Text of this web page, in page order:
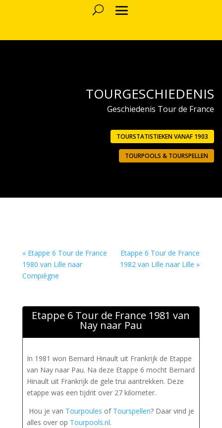
TOURGESCHIEDENIS
Geschiedenis Tour de France
TOURSTATISTIEKEN VANAF 1903
TOURPOOLS & TOURSPELLEN
« Etappe 6 Tour de France
1980 van Lille naar
Compiègne
Etappe 6 Tour de France
1982 van Lille naar Lille »
Etappe 6 Tour de France 1981 van
Nay naar Pau
In 1981 won Bernard Hinault uit Frankrijk de Etappe
van Nay naar Pau. Na deze Etappe 6 mocht Bernard
Hinault uit Frankrijk de gele trui aantrekken. Deze
etappe was een tijdrit over 27 kilometer.
Hou je van Tourpoules of Tourspellen? Daar vind je
alles over op Tourpools.nl.